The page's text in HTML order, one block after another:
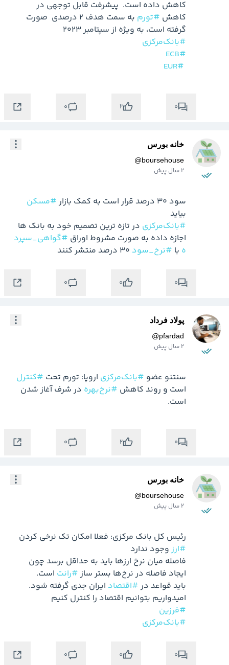
کاهش #تورم
گرفته است، به ویژه از سپتامبر 2023
#بانک‌مرکزی
#ECB
#EUR
0
2
0
خانه بورس
@boursehouse
2 سال پیش
سود 30 درصد قرار است به کمک بازار
#مسکن
بیاید
#بانک‌مرکزی
اجازه داده به صورت مشروط اوراق #گواهی_سپرد
ه با #نرخ_سود
0
0
0
پولاد فرداد
@pfardad
2 سال پیش
سنتنو عضو #بانک‌مرکزی اروپا: تورم تحت #کنترل
است و روند کاهش #نرخ‌بهره
است.
0
2
0
خانه بورس
@boursehouse
2 سال پیش
رئیس کل بانک مرکزی: فعلا امکان تک نرخی کردن
#ارز
ایجاد فاصله در نرخ‌ها بستر ساز
#رانت
باید قواعد در #اقتصاد
امیدواریم بتوانیم اقتصاد را کنترل کنیم
#فرزین
#بانک‌مرکزی
0
0
0